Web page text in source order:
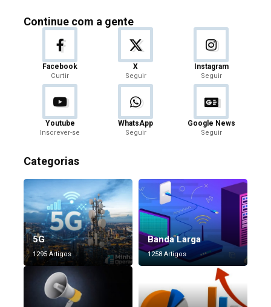
Continue com a gente
Facebook
Curtir
X
Seguir
Instagram
Seguir
Youtube
Inscrever-se
WhatsApp
Seguir
Google News
Seguir
Categorias
5G
1295 Artigos
Banda Larga
1258 Artigos